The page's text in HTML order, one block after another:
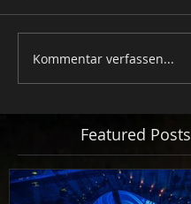
Kommentar verfassen...
Featured Posts